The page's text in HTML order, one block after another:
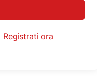
Registrati ora